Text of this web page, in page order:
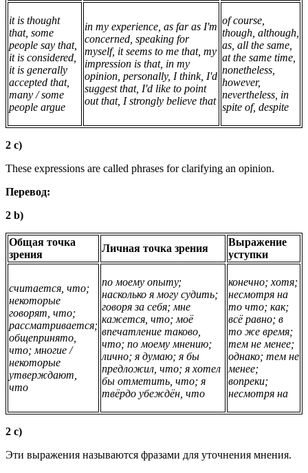
it is thought
that, some
people say that,
it is considered,
it is generally
accepted that,
many / some
people argue
in my experience, as far as I'm
concerned, speaking for
myself, it seems to me that, my
impression is that, in my
opinion, personally, I think, I'd
suggest that, I'd like to point
out that, I strongly believe that
of course,
though, although,
as, all the same,
at the same time,
nonetheless,
however,
nevertheless, in
spite of, despite
2 c)
These expressions are called phrases for clarifying an opinion.
Перевод:
2 b)
Общая точка
зрения
Личная точка зрения
Выражение
уступки
считается, что;
некоторые
говорят, что;
рассматривается;
общепринято,
что; многие /
некоторые
утверждают,
что
по моему опыту;
насколько я могу судить;
говоря за себя; мне
кажется, что; моё
впечатление таково,
что; по моему мнению;
лично; я думаю; я бы
предложил, что; я хотел
бы отметить, что; я
твёрдо убеждён, что
конечно; хотя;
несмотря на
то что; как;
всё равно; в
то же время;
тем не менее;
однако; тем не
менее;
вопреки;
несмотря на
2 c)
Эти выражения называются фразами для уточнения мнения.